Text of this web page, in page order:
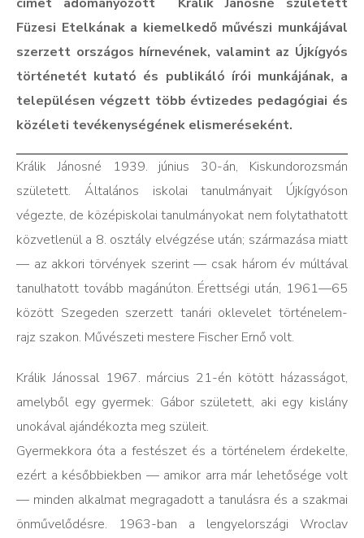
Füzesi Etelkának a kiemelkedő művészi munkájával
szerzett országos hírnevének, valamint az Újkígyós
történetét kutató és publikáló írói munkájának, a
településen végzett több évtizedes pedagógiai és
közéleti tevékenységének elismeréseként.
Králik Jánosné 1939. június 30-án, Kiskundorozsmán
született. Általános iskolai tanulmányait Újkígyóson
végezte, de középiskolai tanulmányokat nem folytathatott
közvetlenül a 8. osztály elvégzése után; származása miatt
— az akkori törvények szerint — csak három év múltával
tanulhatott tovább magánúton. Érettségi után, 1961—65
között Szegeden szerzett tanári oklevelet történelem-
rajz szakon. Művészeti mestere Fischer Ernő volt.
Králik Jánossal 1967. március 21-én kötött házasságot,
amelyből egy gyermek: Gábor született, aki egy kislány
unokával ajándékozta meg szüleit.
Gyermekkora óta a festészet és a történelem érdekelte,
ezért a későbbiekben — amikor arra már lehetősége volt
— minden alkalmat megragadott a tanulásra és a szakmai
önművelődésre. 1963-ban a lengyelországi Wroclav